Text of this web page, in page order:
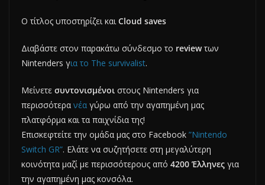
Ο τίτλος υποστηρίζει και Cloud saves
Διαβάστε στον παρακάτω σύνδεσμο το reviewτων
Nintenders για το The survivalist.
Μείνετε συντονισμένοι στους Nintenders για
περισσότερα νέα γύρω από την αγαπημένη μας
πλατφόρμα και τα παιχνίδια της!
Επισκεφτείτε την ομάδα μας στο Facebook ”Nintendo
Switch GR”. Ελάτε να συζητήσετε στη μεγαλύτερη
κοινότητα μαζί με περισσότερους από 4200 Έλληνες για
την αγαπημένη μας κονσόλα.